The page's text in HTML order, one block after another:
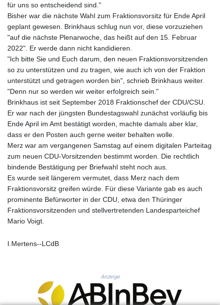
ISK 142.611425
JEP 0.859298
JMD 183.585438
JOD 0.819755
JPY 182.105612
KES 147.605987
KGS 101.105674
KHR 4685.298214
KMF 492.519879
KRW 1629.419037
KWD 0.356776
KYD 0.963357
KZT 541.790653
LAK 26108.739178
LBP
103533.143415
LKR 387.749774
LRD 209.899292
LSL 18.780552
MGA 4933.054837
MKD 61.708483
MMK 2427.395773
für uns so entscheidend sind."
Bisher war die nächste Wahl zum Fraktionsvorsitz für Ende April
geplant gewesen. Brinkhaus schlug nun vor, diese vorzuziehen
"auf die nächste Plenarwoche, das heißt auf den 15. Februar
2022". Er werde dann nicht kandidieren.
"Ich bitte Sie und Euch darum, den neuen Fraktionsvorsitzenden
so zu unterstützen und zu tragen, wie auch ich von der Fraktion
unterstützt und getragen worden bin", schrieb Brinkhaus weiter.
"Denn nur so werden wir weiter erfolgreich sein."
Brinkhaus ist seit September 2018 Fraktionschef der CDU/CSU.
Er war nach der jüngsten Bundestagswahl zunächst vorläufig bis
Ende April im Amt bestätigt worden, machte damals aber klar,
dass er den Posten auch gerne weiter behalten wolle.
Merz war am vergangenen Samstag auf einem digitalen Parteitag
zum neuen CDU-Vorsitzenden bestimmt worden. Die rechtlich
bindende Bestätigung per Briefwahl steht noch aus.
Es wurde seit längerem vermutet, dass Merz nach dem
Fraktionsvorsitz greifen würde. Für diese Variante gab es auch
prominente Befürworter in der CDU, etwa den Thüringer
Fraktionsvorsitzenden und stellvertretenden Landesparteichef
Mario Voigt.
I.Mertens--LCdB
Anzeige